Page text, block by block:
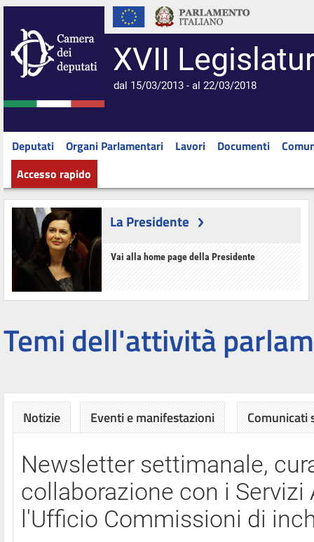
XVII
dal 15/03/2013 - al 22/03/2018
Deputati Organi Parlamentari Lavori Documenti
Accesso rapido
La Presidente
Vai alla home page della Presidente
Temi dell'attività
Notizie Eventi e manifestazioni Comunicati
Newsletter settimanale,
collaborazione con i
l'Ufficio Commissioni di